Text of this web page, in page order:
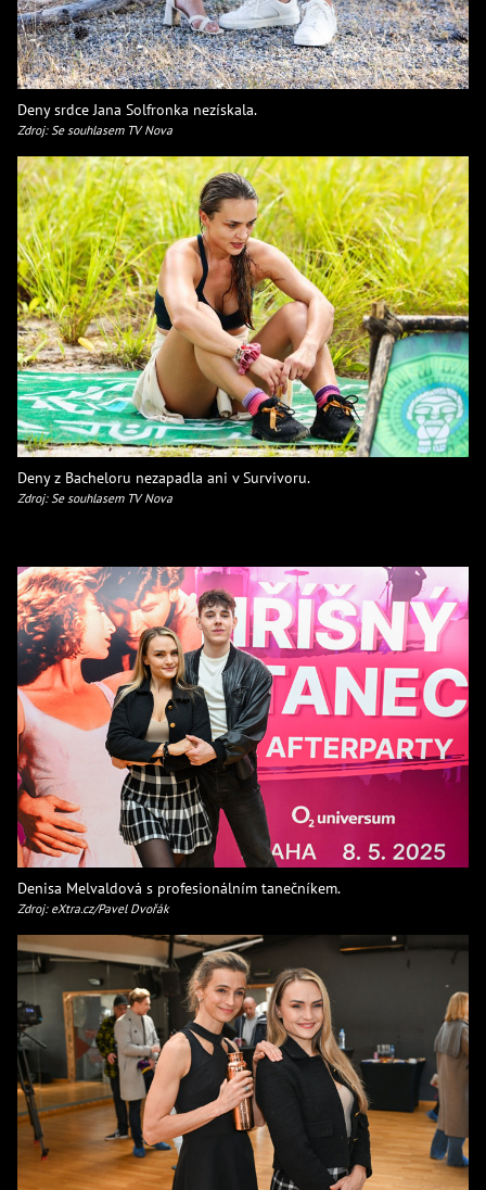
Deny srdce Jana Solfronka nezískala.
Zdroj: Se souhlasem TV Nova
Deny z Bacheloru nezapadla ani v Survivoru.
Zdroj: Se souhlasem TV Nova
Denisa Melvaldová s profesionálním tanečníkem.
Zdroj: eXtra.cz/Pavel Dvořák